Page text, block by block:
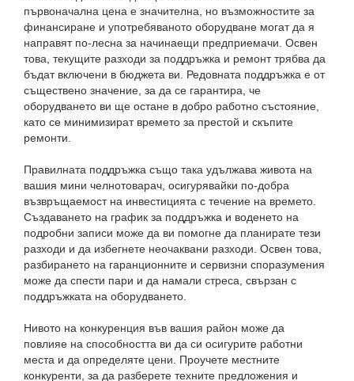
първоначална цена е значителна, но възможностите за
финансиране и употребяваното оборудване могат да я
направят по-лесна за начинаещи предприемачи. Освен
това, текущите разходи за поддръжка и ремонт трябва да
бъдат включени в бюджета ви. Редовната поддръжка е от
съществено значение, за да се гарантира, че
оборудването ви ще остане в добро работно състояние,
като се минимизират времето за престой и скъпите
ремонти.
Правилната поддръжка също така удължава живота на
вашия мини челнотоварач, осигурявайки по-добра
възвръщаемост на инвестицията с течение на времето.
Създаването на график за поддръжка и воденето на
подробни записи може да ви помогне да планирате тези
разходи и да избегнете неочаквани разходи. Освен това,
разбирането на гаранционните и сервизни споразумения
може да спести пари и да намали стреса, свързан с
поддръжката на оборудването.
Нивото на конкуренция във вашия район може да
повлияе на способността ви да си осигурите работни
места и да определяте цени. Проучете местните
конкуренти, за да разберете техните предложения и